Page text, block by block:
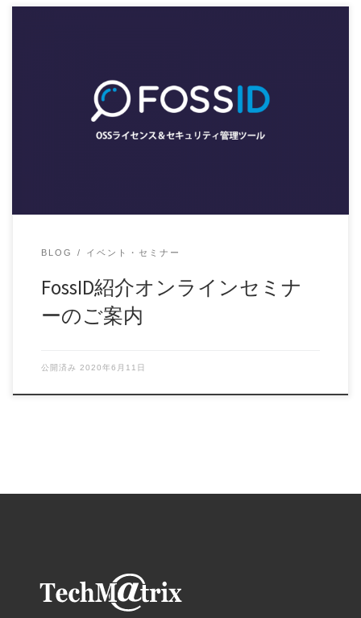
新型コロナウイルス感染拡大の影響により外出制限などの規
制もあるかと思います。そこで、在宅でもオフィス […]
BLOG イベント・セミナー
FossID紹介オンラインセミナ
ーのご案内
公開済み 2020年6月11日